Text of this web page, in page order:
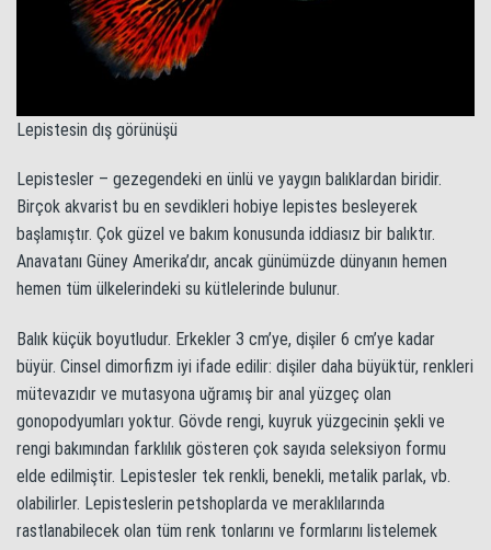
Lepistesin dış görünüşü
Lepistesler – gezegendeki en ünlü ve yaygın balıklardan biridir.
Birçok akvarist bu en sevdikleri hobiye lepistes besleyerek
başlamıştır. Çok güzel ve bakım konusunda iddiasız bir balıktır.
Anavatanı Güney Amerika’dır, ancak günümüzde dünyanın hemen
hemen tüm ülkelerindeki su kütlelerinde bulunur.
Balık küçük boyutludur. Erkekler 3 cm’ye, dişiler 6 cm’ye kadar
büyür. Cinsel dimorfizm iyi ifade edilir: dişiler daha büyüktür, renkleri
mütevazıdır ve mutasyona uğramış bir anal yüzgeç olan
gonopodyumları yoktur. Gövde rengi, kuyruk yüzgecinin şekli ve
rengi bakımından farklılık gösteren çok sayıda seleksiyon formu
elde edilmiştir. Lepistesler tek renkli, benekli, metalik parlak, vb.
olabilirler. Lepisteslerin petshoplarda ve meraklılarında
rastlanabilecek olan tüm renk tonlarını ve formlarını listelemek